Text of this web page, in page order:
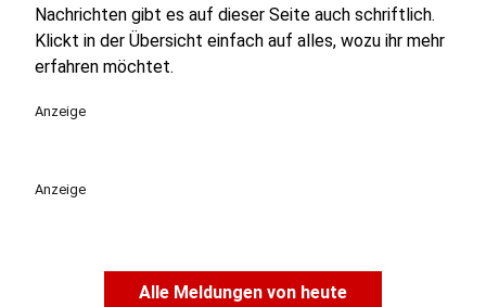
Nachrichten gibt es auf dieser Seite auch schriftlich.
Klickt in der Übersicht einfach auf alles, wozu ihr mehr
erfahren möchtet.
Anzeige
Anzeige
Alle Meldungen von heute